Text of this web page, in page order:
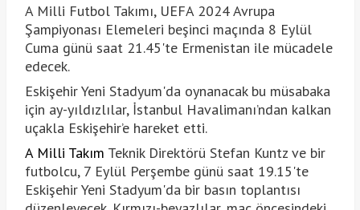
A Milli Futbol Takımı, UEFA 2024 Avrupa
Şampiyonası Elemeleri beşinci maçında 8 Eylül
Cuma günü saat 21.45'te Ermenistan ile mücadele
edecek.
Eskişehir Yeni Stadyum'da oynanacak bu müsabaka
için ay-yıldızlılar, İstanbul Havalimanı’ndan kalkan
uçakla Eskişehir’e hareket etti.
A Milli Takım Teknik Direktörü Stefan Kuntz ve bir
futbolcu, 7 Eylül Perşembe günü saat 19.15'te
Eskişehir Yeni Stadyum'da bir basın toplantısı